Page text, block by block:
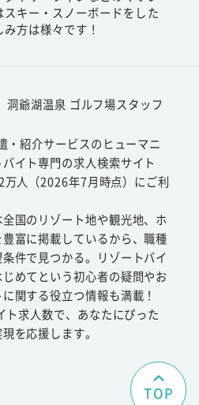
キー・スノーボードをした
方は様々です！
洞爺湖温泉 ゴルフ場スタッフ
・紹介サービスのヒューマニ
イト専門の求人検索サイト
人（2026年7月時点）にご利
国のリゾート地や観光地、ホ
富に掲載しているから、職種
件で見つかる。リゾートバイ
めてという初心者の疑問やお
関する役立つ情報も満載！
求人数で、あなたにぴった
を応援します。
TOP